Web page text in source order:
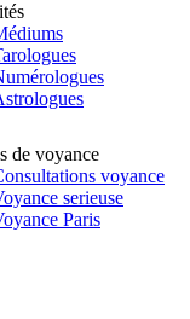
de voyance
voyance
serieuse
Paris